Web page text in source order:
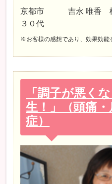
京都市 吉永 唯
３０代
※お客様の感想であり、効果効能
「調子が悪く
生！」（頭痛・
症）